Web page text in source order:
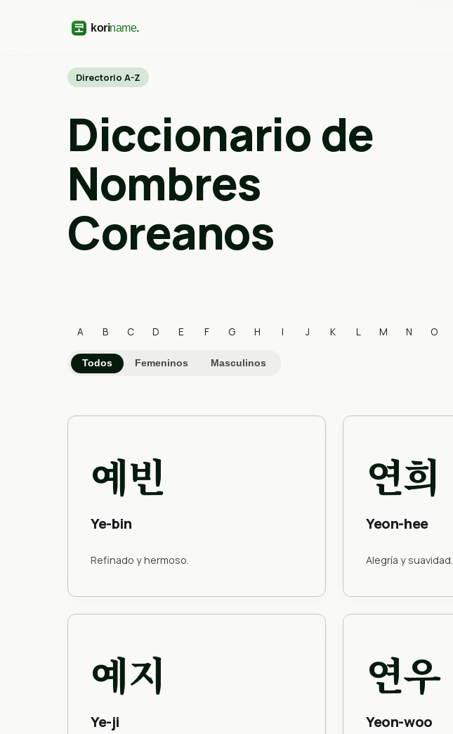
Directorio A-Z
Diccionario de
Nombres
Coreanos
A B C D E F G H I J K L M N O
Todos Femeninos Masculinos
예빈
Ye-bin
Refinado y hermoso.
예지
Ye-ji
연희
Yeon-hee
Alegría y suavidad.
연우
Yeon-woo